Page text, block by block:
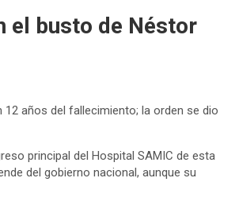
el busto de Néstor
años del fallecimiento; la orden se dio
principal del Hospital SAMIC de esta
del gobierno nacional, aunque su